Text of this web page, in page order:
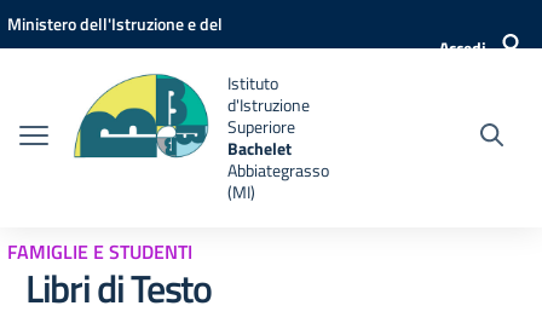
Vai ai contenuti
Vai al menu di navigazione
Vai al footer
Ministero dell'Istruzione e del
Accedi
Istituto
d'Istruzione
Superiore
Bachelet
Abbiategrasso
(MI)
FAMIGLIE E STUDENTI
Libri di Testo